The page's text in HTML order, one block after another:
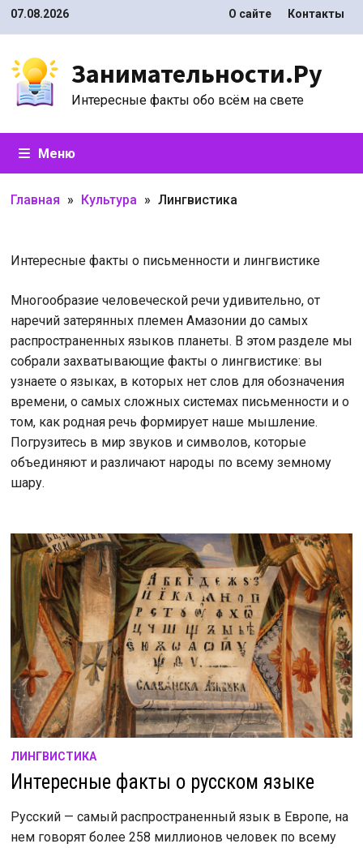
Перейти
07.08.2026 О сайте Контакты
Занимательности.Ру
Интересные факты обо всём на свете
Меню
Главная » Культура » Лингвистика
Интересные факты о письменности и лингвистике
Многообразие человеческой речи удивительно, от
наречий затерянных племен Амазонии до самых
распространенных языков планеты. В этом разделе мы
собрали захватывающие факты о лингвистике: вы
узнаете о языках, в которых нет слов для обозначения
времени, о самых сложных системах письменности и о
том, как родная речь формирует наше мышление.
Погрузитесь в мир звуков и символов, которые
объединяют и различают народы по всему земному
шару.
ЛИНГВИСТИКА
Интересные факты о русском языке
Русский — самый распространенный язык в Европе, на
нем говорят более 258 миллионов человек по всему